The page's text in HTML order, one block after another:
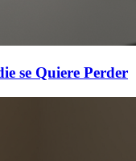
se Quiere Perder